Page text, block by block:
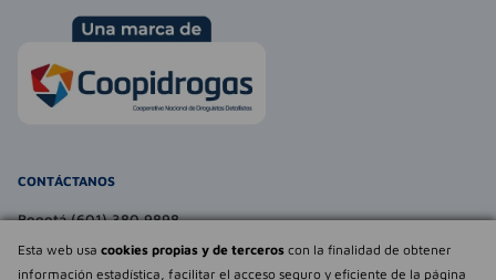
Esta web usa cookies propias y de terceros con la finalidad de obtener
información estadística, facilitar el acceso seguro y eficiente de la página
CONTÁCTANOS
Bogotá (601) 380 9898
atencionalcliente@farmaexpress.com